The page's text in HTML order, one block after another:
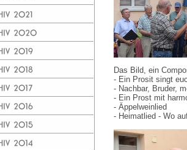
Das Bild, ein
- Ein Prosit singt
- Nachbar, Bruder,
- Ein Prost mit
- Äppelweinlied
- Heimatlied - Wo